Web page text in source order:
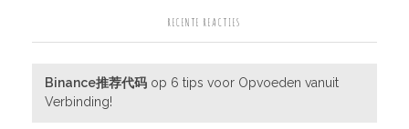
RECENTE REACTIES
Binance推荐代码 op 6 tips voor Opvoeden vanuit
Verbinding!